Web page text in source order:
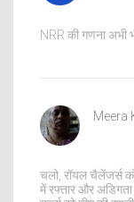
NRR की गणना अभी
Meera
चलो, रॉयल चैलेंजर्स
में रफ्तार और अडिगता